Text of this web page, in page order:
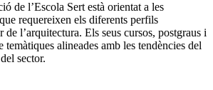
de l’Escola Sert està orientat a les
requereixen els diferents perfils
de l’arquitectura. Els seus cursos, postgraus i
temàtiques alineades amb les tendències del
sector.